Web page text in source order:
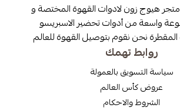
هيوج زون لادوات القهوة المختصة و
واسعة من أدوات تحضير الاسبريسو
نحن نقوم بتوصيل القهوة للعالم
روابط تهمك
سياسة التسويق بالعمولة
عروض كأس العالم
الشروط والاحكام